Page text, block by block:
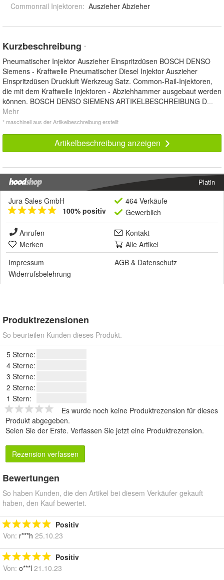
Commonrail Injektoren: Auszieher Abzieher
Kurzbeschreibung *
Pneumatischer Injektor Auszieher Einspritzdüsen BOSCH DENSO
Siemens - Kraftwelle Pneumatischer Diesel Injektor Auszieher
Einspritzdüsen Druckluft Werkzeug Satz. Common-Rail-Injektoren,
die mit dem Kraftwelle Injektoren - Abziehhammer ausgebaut werden
können. BOSCH DENSO SIEMENS ARTIKELBESCHREIBUNG D...
Mehr
* maschinell aus der Artikelbeschreibung erstellt
Artikelbeschreibung anzeigen
Platin
Jura Sales GmbH
100% positiv
464 Verkäufe
Gewerblich
Anrufen
Kontakt
Merken
Alle Artikel
Impressum
AGB & Datenschutz
Widerrufsbelehrung
Produktrezensionen
So beurteilen Kunden dieses Produkt.
5 Sterne:
4 Sterne:
3 Sterne:
2 Sterne:
1 Stern:
Es wurde noch keine Produktrezension für dieses
Produkt abgegeben.
Seien Sie der Erste. Verfassen Sie jetzt eine Produktrezension.
Rezension verfassen
Bewertungen
So haben Kunden, die den Artikel bei diesem Verkäufer gekauft
haben, den Kauf bewertet.
Positiv
Von: r***h 25.10.23
Positiv
Von: o***l 21.10.23